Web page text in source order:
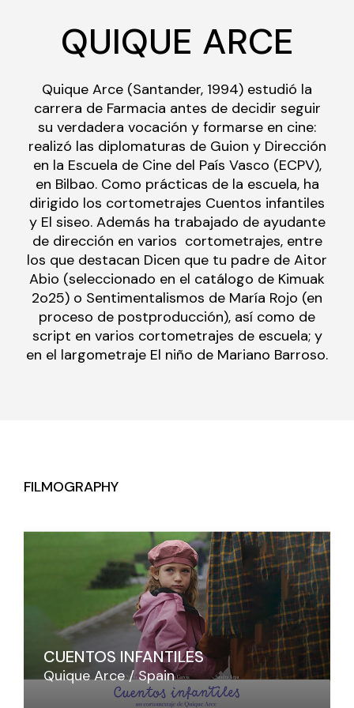
QUIQUE ARCE
Quique Arce (Santander, 1994) estudió la
carrera de Farmacia antes de decidir seguir
su verdadera vocación y formarse en cine:
realizó las diplomaturas de Guion y Dirección
en la Escuela de Cine del País Vasco (ECPV),
en Bilbao. Como prácticas de la escuela, ha
dirigido los cortometrajes Cuentos infantiles
y El siseo. Además ha trabajado de ayudante
de dirección en varios cortometrajes, entre
los que destacan Dicen que tu padre de Aitor
Abio (seleccionado en el catálogo de Kimuak
2o25) o Sentimentalismos de María Rojo (en
proceso de postproducción), así como de
script en varios cortometrajes de escuela; y
en el largometraje El niño de Mariano Barroso.
FILMOGRAPHY
CUENTOS INFANTILES
Quique Arce Spain